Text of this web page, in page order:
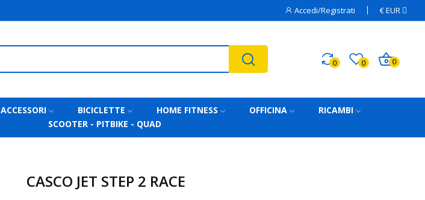
Accedi/Registrati €EUR
0 0 0
ACCESSORI BICICLETTE HOME FITNESS OFFICINA
RICAMBI
SCOOTER - PITBIKE - QUAD
CASCO JET STEP 2 RACE